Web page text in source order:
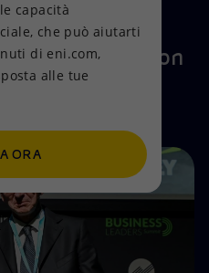
edizione
Transformation
capacità
che può aiutarti
di eni.com,
alle tue
ORA